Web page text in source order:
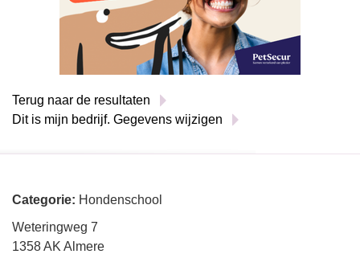
Terug naar de resultaten
Dit is mijn bedrijf. Gegevens wijzigen
Categorie: Hondenschool
Weteringweg 7
1358 AK Almere